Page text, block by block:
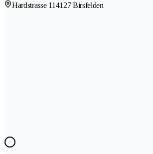
Hardstrasse 114127 Birsfelden